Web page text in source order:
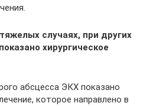
случаях, при других
хирургическое
абсцесса ЭКХ показано
которое направлено в